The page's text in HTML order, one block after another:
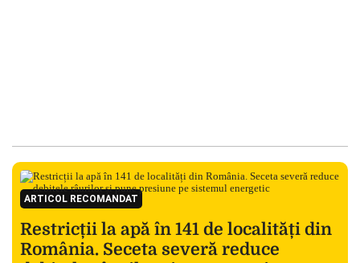
ARTICOL RECOMANDAT
Restricții la apă în 141 de localități din
România. Seceta severă reduce